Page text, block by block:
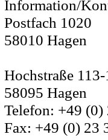
Information/
Postfach 1020
58010 Hagen
Hochstraße 113-
58095 Hagen
Telefon: +49
Fax: +49 (0) 23